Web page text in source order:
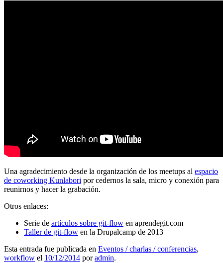
Una agradecimiento desde la organización de los meetups al espacio
de coworking Kunlabori por cedernos la sala, micro y conexión para
reunirnos y hacer la grabación.
Otros enlaces:
Serie de artículos sobre git-flow en aprendegit.com
Taller de git-flow en la Drupalcamp de 2013
Esta entrada fue publicada en Eventos / charlas / conferencias,
workflow el 10/12/2014 poradmin.